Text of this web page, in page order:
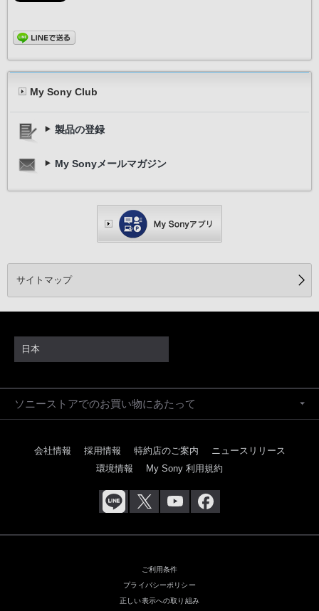
My Sony Club
製品の登録
My Sonyメールマガジン
サイトマップ
日本
ソニーストアでのお買い物にあたって
会社情報 採用情報 特約店のご案内
ニュースリリース
環境情報
My Sony 利用規約
ご利用条件
プライバシーポリシー
正しい表示への取り組み